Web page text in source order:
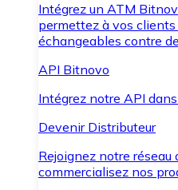
Intégrez un ATM
permettez à vos
échangeables contre
API Bitnovo
Intégrez notre API
Devenir Distributeur
Rejoignez notre réseau
commercialisez nos